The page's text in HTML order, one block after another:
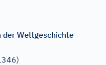
der Weltgeschichte